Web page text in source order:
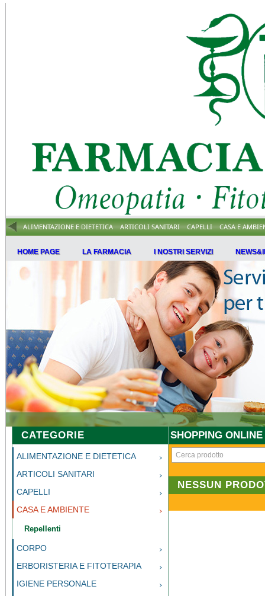
ALIMENTAZIONE E DIETETICA ARTICOLI SANITARI CAPELLI CASA E
HOME PAGE LA FARMACIA I NOSTRI SERVIZI
CATEGORIE
ALIMENTAZIONE E DIETETICA
ARTICOLI SANITARI
CAPELLI
CASA E AMBIENTE
Repellenti
CORPO
ERBORISTERIA E FITOTERAPIA
IGIENE PERSONALE
SHOPPING ONLINE
NESSUN